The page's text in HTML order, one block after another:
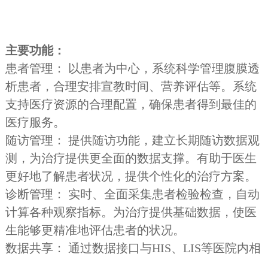
主要功能：
患者管理： 以患者为中心，系统科学管理腹膜透
析患者，合理安排宣教时间、营养评估等。系统
支持医疗资源的合理配置，确保患者得到最佳的
医疗服务。
随访管理：
提供随访功能，建立长期随访数据观
测，为治疗提供更全面的数据支撑。有助于医生
更好地了解患者状况，提供个性化的治疗方案。
诊断管理： 实时、全面采集患者检验检查，自动
计算各种观察指标。为治疗提供基础数据，使医
生能够更精准地评估患者的状况。
数据共享： 通过数据接口与HIS、LIS等医院内相